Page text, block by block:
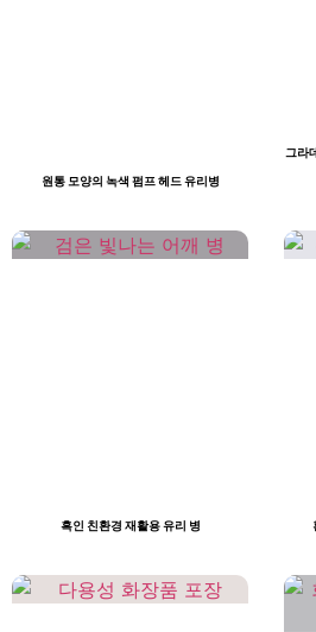
원통 모양의 녹색 펌프 헤드 유리병
그라
흑인 친환경 재활용 유리 병